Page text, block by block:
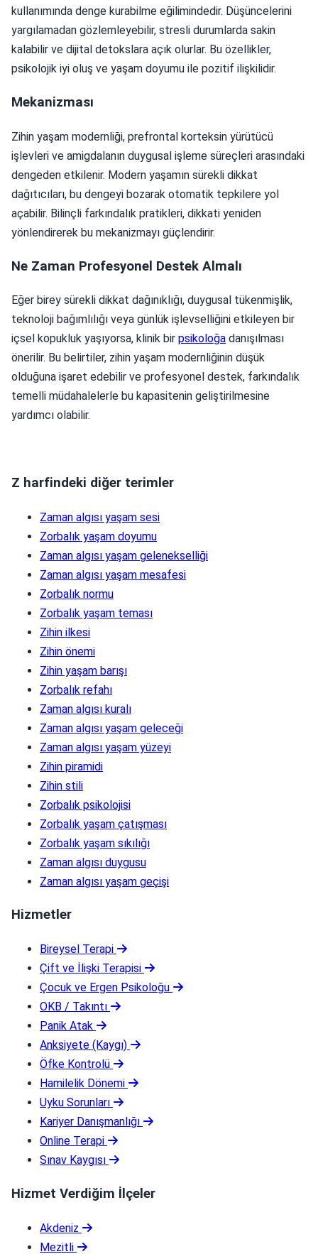
kullanımında denge kurabilme eğilimindedir. Düşüncelerini
yargılamadan gözlemleyebilir, stresli durumlarda sakin
kalabilir ve dijital detokslara açık olurlar. Bu özellikler,
psikolojik iyi oluş ve yaşam doyumu ile pozitif ilişkilidir.
Mekanizması
Zihin yaşam modernliği, prefrontal korteksin yürütücü
işlevleri ve amigdalanın duygusal işleme süreçleri arasındaki
dengeden etkilenir. Modern yaşamın sürekli dikkat
dağıtıcıları, bu dengeyi bozarak otomatik tepkilere yol
açabilir. Bilinçli farkındalık pratikleri, dikkati yeniden
yönlendirerek bu mekanizmayı güçlendirir.
Ne Zaman Profesyonel Destek Almalı
Eğer birey sürekli dikkat dağınıklığı, duygusal tükenmişlik,
teknoloji bağımlılığı veya günlük işlevselliğini etkileyen bir
içsel kopukluk yaşıyorsa, klinik bir psikoloğa danışılması
önerilir. Bu belirtiler, zihin yaşam modernliğinin düşük
olduğuna işaret edebilir ve profesyonel destek, farkındalık
temelli müdahalelerle bu kapasitenin geliştirilmesine
yardımcı olabilir.
Z harfindeki diğer terimler
Zaman algısı yaşam sesi
Zorbalık yaşam doyumu
Zaman algısı yaşam gelenekselliği
Zaman algısı yaşam mesafesi
Zorbalık normu
Zorbalık yaşam teması
Zihin ilkesi
Zihin önemi
Zihin yaşam barışı
Zorbalık refahı
Zaman algısı kuralı
Zaman algısı yaşam geleceği
Zaman algısı yaşam yüzeyi
Zihin piramidi
Zihin stili
Zorbalık psikolojisi
Zorbalık yaşam çatışması
Zorbalık yaşam sıkılığı
Zaman algısı duygusu
Zaman algısı yaşam geçişi
Hizmetler
Bireysel Terapi
Çift ve İlişki Terapisi
Çocuk ve Ergen Psikoloğu
OKB / Takıntı
Panik Atak
Anksiyete (Kaygı)
Öfke Kontrolü
Hamilelik Dönemi
Uyku Sorunları
Kariyer Danışmanlığı
Online Terapi
Sınav Kaygısı
Hizmet Verdiğim İlçeler
Akdeniz
Mezitli